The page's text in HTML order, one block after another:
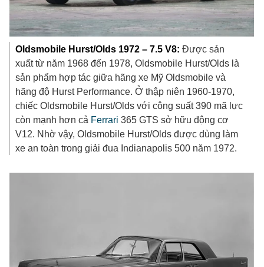
Oldsmobile Hurst/Olds 1972 – 7.5 V8: Được sản
xuất từ năm 1968 đến 1978, Oldsmobile Hurst/Olds là
sản phẩm hợp tác giữa hãng xe Mỹ Oldsmobile và
hãng độ Hurst Performance. Ở thập niên 1960-1970,
chiếc Oldsmobile Hurst/Olds với công suất 390 mã lực
còn mạnh hơn cả Ferrari 365 GTS sở hữu động cơ
V12. Nhờ vậy, Oldsmobile Hurst/Olds được dùng làm
xe an toàn trong giải đua Indianapolis 500 năm 1972.